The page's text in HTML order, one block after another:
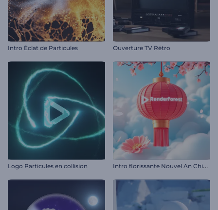
Intro Éclat de Particules Ouverture TV Rétro
Logo Particules en collision I
ntro florissante Nouvel An Chinois